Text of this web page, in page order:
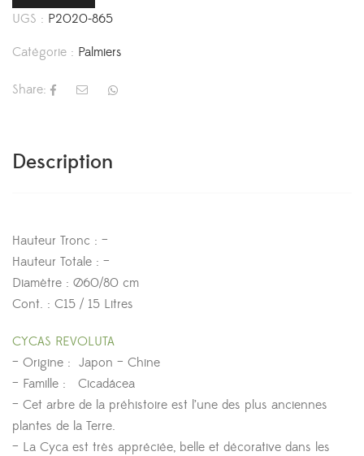
UGS : P2020-865
Catégorie : Palmiers
Share:
Description
Hauteur Tronc : –
Hauteur Totale : –
Diamètre : Ø60/80 cm
Cont. : C15 / 15 Litres
CYCAS REVOLUTA
– Origine : Japon – Chine
– Famille : Cicadácea
– Cet arbre de la préhistoire est l’une des plus anciennes
plantes de la Terre.
– La Cyca est très appréciée, belle et décorative dans les